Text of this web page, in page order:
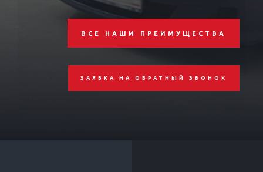
ВСЕ НАШИ ПРЕИМУЩЕСТВА
ЗАЯВКА НА ОБРАТНЫЙ ЗВОНОК